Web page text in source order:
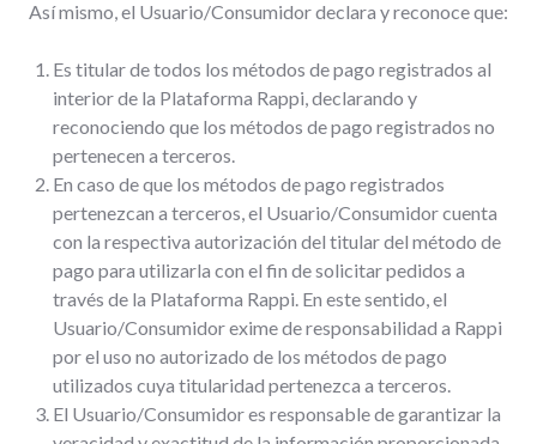
Así mismo, el Usuario/Consumidor declara y reconoce que:
Es titular de todos los métodos de pago registrados al
interior de la Plataforma Rappi, declarando y
reconociendo que los métodos de pago registrados no
pertenecen a terceros.
En caso de que los métodos de pago registrados
pertenezcan a terceros, el Usuario/Consumidor cuenta
con la respectiva autorización del titular del método de
pago para utilizarla con el fin de solicitar pedidos a
través de la Plataforma Rappi. En este sentido, el
Usuario/Consumidor exime de responsabilidad a Rappi
por el uso no autorizado de los métodos de pago
utilizados cuya titularidad pertenezca a terceros.
El Usuario/Consumidor es responsable de garantizar la